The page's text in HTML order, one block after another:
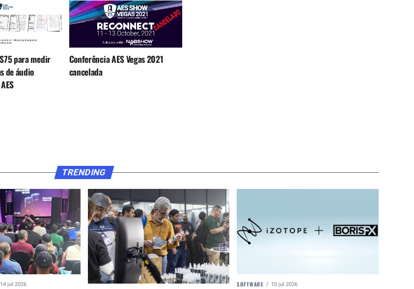
para medir
de áudio
Conferência AES Vegas 2021
cancelada
TRENDING
14 jul 2026 SOFTWARE 10 jul 2026